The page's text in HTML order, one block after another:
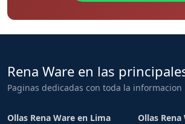
Rena Ware en las
Paginas dedicadas con toda la
Ollas Rena Ware en Lima Ollas